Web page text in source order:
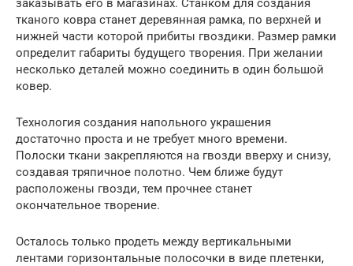
заказывать его в магазинах. Станком для создания
тканого ковра станет деревянная рамка, по верхней и
нижней части которой прибиты гвоздики. Размер рамки
определит габариты будущего творения. При желании
несколько деталей можно соединить в один большой
ковер.
Технология создания напольного украшения
достаточно проста и не требует много времени.
Полоски ткани закрепляются на гвозди вверху и снизу,
создавая тряпичное полотно. Чем ближе будут
расположены гвозди, тем прочнее станет
окончательное творение.
Осталось только продеть между вертикальными
лентами горизонтальные полосочки в виде плетенки,